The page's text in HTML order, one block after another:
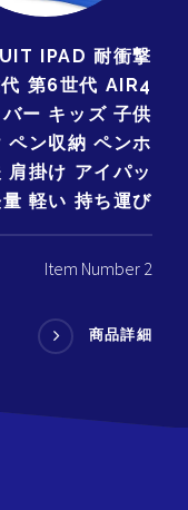
IPAD 耐衝撃
第6世代 AIR4
ー キッズ 子供
ペン収納 ペンホ
掛け アイパッ
軽い 持ち運び
Item Number 2
商品詳細